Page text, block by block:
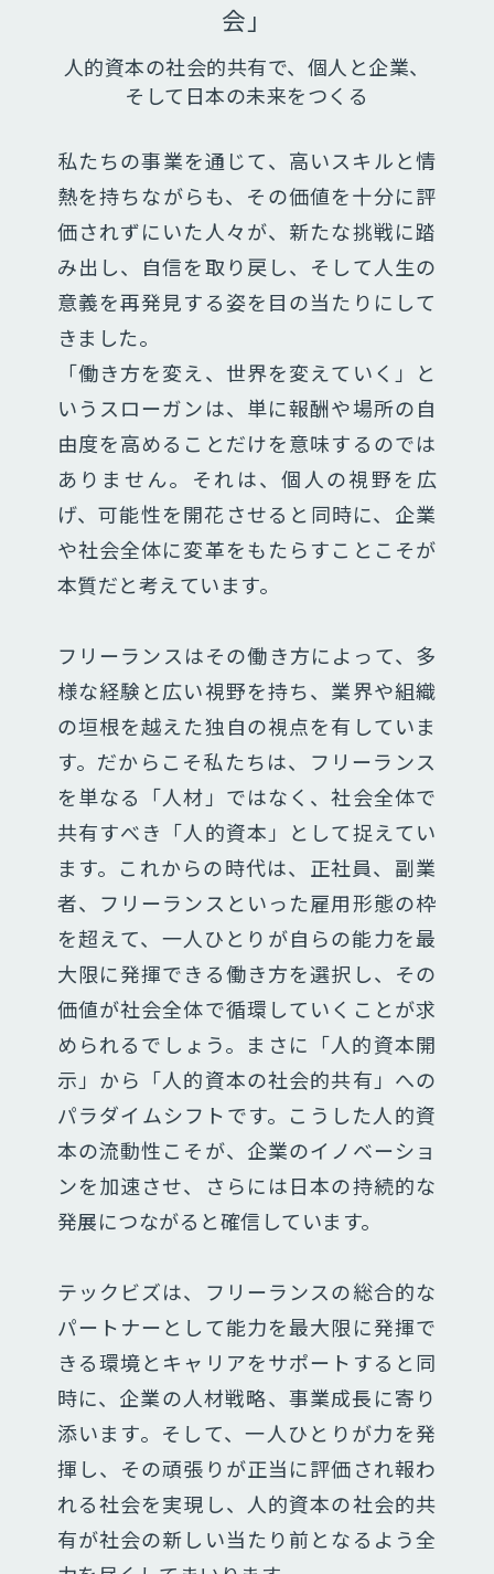
会」
人的資本の社会的共有で、個人と企業、
そして日本の未来をつくる
私たちの事業を通じて、高いスキルと情
熱を持ちながらも、その価値を十分に評
価されずにいた人々が、新たな挑戦に踏
み出し、自信を取り戻し、そして人生の
意義を再発見する姿を目の当たりにして
きました。
「働き方を変え、世界を変えていく」と
いうスローガンは、単に報酬や場所の自
由度を高めることだけを意味するのでは
ありません。それは、個人の視野を広
げ、可能性を開花させると同時に、企業
や社会全体に変革をもたらすことこそが
本質だと考えています。
フリーランスはその働き方によって、多
様な経験と広い視野を持ち、業界や組織
の垣根を越えた独自の視点を有していま
す。だからこそ私たちは、フリーランス
を単なる「人材」ではなく、社会全体で
共有すべき「人的資本」として捉えてい
ます。これからの時代は、正社員、副業
者、フリーランスといった雇用形態の枠
を超えて、一人ひとりが自らの能力を最
大限に発揮できる働き方を選択し、その
価値が社会全体で循環していくことが求
められるでしょう。まさに「人的資本開
示」から「人的資本の社会的共有」への
パラダイムシフトです。こうした人的資
本の流動性こそが、企業のイノベーショ
ンを加速させ、さらには日本の持続的な
発展につながると確信しています。
テックビズは、フリーランスの総合的な
パートナーとして能力を最大限に発揮で
きる環境とキャリアをサポートすると同
時に、企業の人材戦略、事業成長に寄り
添います。そして、一人ひとりが力を発
揮し、その頑張りが正当に評価され報わ
れる社会を実現し、人的資本の社会的共
有が社会の新しい当たり前となるよう全